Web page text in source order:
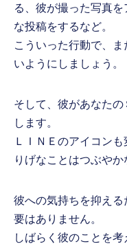
る、彼が撮った写真
な投稿をするなど。
こういった行動で、
いようにしましょう。
そして、彼があなた
します。
ＬＩＮＥのアイコン
りげなことはつぶやか
彼への気持ちを抑え
要はありません。
しばらく彼のことを